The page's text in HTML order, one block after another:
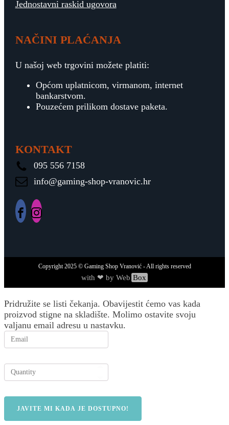
Jednostavni raskid ugovora
NAČINI PLAĆANJA
U našoj web trgovini možete platiti:
Općom uplatnicom, virmanom, internet
bankarstvom.
Pouzećem prilikom dostave paketa.
KONTAKT
095 556 7158
info@gaming-shop-vranovic.hr
Copyright2025© Gaming Shop Vranović - All rights reserved
with ❤ by Web Box
Pridružite se listi čekanja. Obavijestit ćemo vas kada
proizvod stigne na skladište. Molimo ostavite svoju
valjanu email adresu u nastavku.
JAVITE MI KADA JE DOSTUPNO!